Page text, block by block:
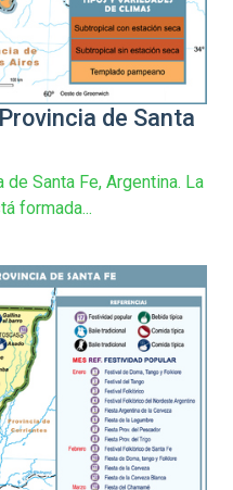
de Santa
Santa Fe, Argentina. La
formada...